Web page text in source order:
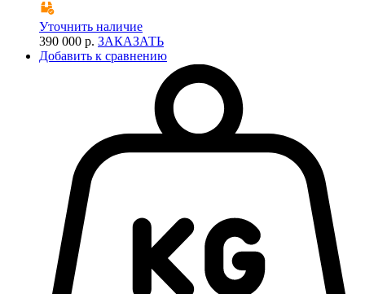
Уточнить наличие
390 000 р. ЗАКАЗАТЬ
Добавить к сравнению